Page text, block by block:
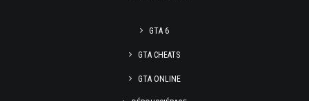
GTA 6
GTA CHEATS
GTA ONLINE